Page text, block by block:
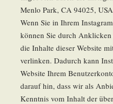
Menlo Park, CA 94025,
Wenn Sie in Ihrem
können Sie durch Anklicken
die Inhalte dieser Website
verlinken. Dadurch kann
Website Ihrem
darauf hin, dass wir als
Kenntnis vom Inhalt der